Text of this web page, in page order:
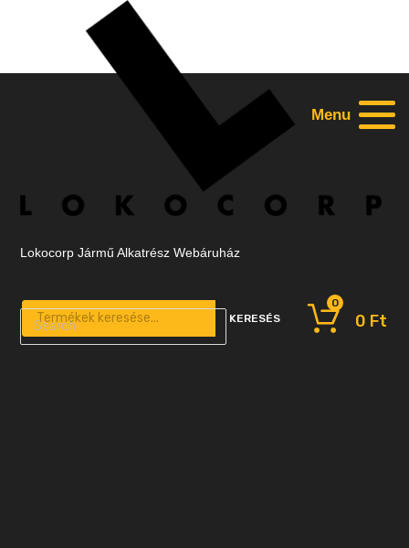
Products search
KERESÉS 0 Ft
0
Lokocorp Jármű Alkatrész Webáruház
Menu